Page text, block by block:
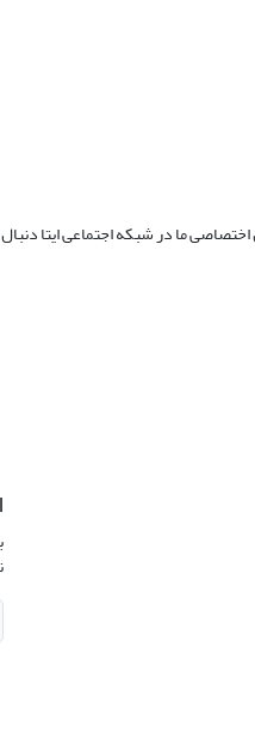
اختصاصی ما در شبکه اجتماعی ایتا